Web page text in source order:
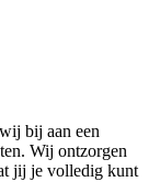
bij aan een
Wij ontzorgen
jij je volledig kunt